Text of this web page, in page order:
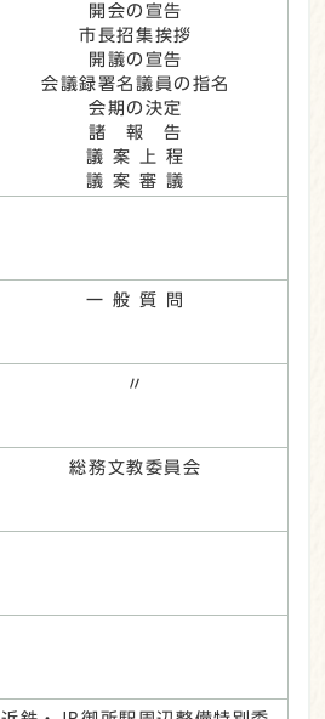
開会の宣告
市長招集挨拶
開議の宣告
会議録署名議員の指名
会期の決定
諸 報 告
議 案 上 程
議 案 審 議
一 般 質 問
〃
総務文教委員会